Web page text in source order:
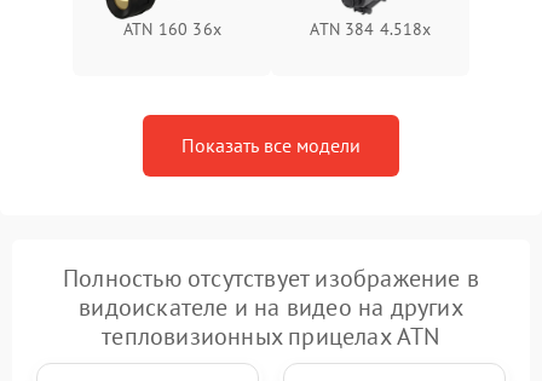
ATN 160 36x ATN 384 4.518x
Показать все модели
Полностью отсутствует изображение в
видоискателе и на видео на других
тепловизионных прицелах ATN